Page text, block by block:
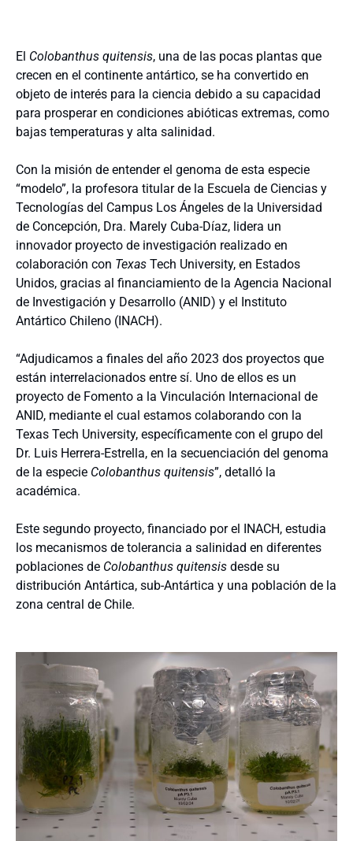
El Colobanthus quitensis, una de las pocas plantas que
crecen en el continente antártico, se ha convertido en
objeto de interés para la ciencia debido a su capacidad
para prosperar en condiciones abióticas extremas, como
bajas temperaturas y alta salinidad.
Con la misión de entender el genoma de esta especie
“modelo”, la profesora titular de la Escuela de Ciencias y
Tecnologías del Campus Los Ángeles de la Universidad
de Concepción, Dra. Marely Cuba-Díaz, lidera un
innovador proyecto de investigación realizado en
colaboración con Texas Tech University, en Estados
Unidos, gracias al financiamiento de la Agencia Nacional
de Investigación y Desarrollo (ANID) y el Instituto
Antártico Chileno (INACH).
“Adjudicamos a finales del año 2023 dos proyectos que
están interrelacionados entre sí. Uno de ellos es un
proyecto de Fomento a la Vinculación Internacional de
ANID, mediante el cual estamos colaborando con la
Texas Tech University, específicamente con el grupo del
Dr. Luis Herrera-Estrella, en la secuenciación del genoma
de la especie Colobanthus quitensis”, detalló la
académica.
Este segundo proyecto, financiado por el INACH, estudia
los mecanismos de tolerancia a salinidad en diferentes
poblaciones de Colobanthus quitensis desde su
distribución Antártica, sub-Antártica y una población de la
zona central de Chile.